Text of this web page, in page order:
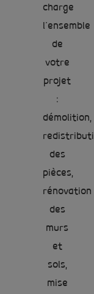
charge
l’ensemble
de
votre
projet
:
démolition,
des
pièces,
rénovation
des
murs
et
sols,
mise